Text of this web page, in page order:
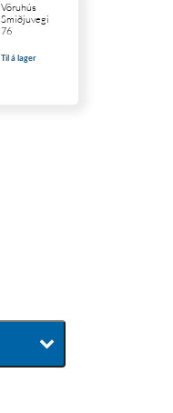
Vöruhús
Smiðjuvegi
76
Til á lager